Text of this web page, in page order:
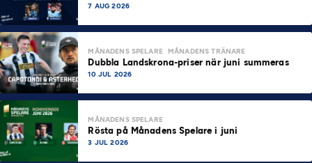
7 AUG 2026
MÅNADENS SPELARE MÅNADENS TRÄNARE
Dubbla Landskrona-priser när juni summeras
10 JUL 2026
MÅNADENS SPELARE
Rösta på Månadens Spelare i juni
3 JUL 2026